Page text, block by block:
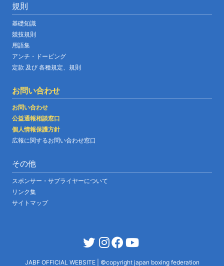
規則
基礎知識
競技規則
用語集
アンチ・ドーピング
定款 及び 各種規定、規則
お問い合わせ
お問い合わせ
公益通報相談窓口
個人情報保護方針
広報に関するお問い合わせ窓口
その他
スポンサー・サプライヤーについて
リンク集
サイトマップ
JABF OFFICIAL WEBSITE ©copyright japan boxing federation